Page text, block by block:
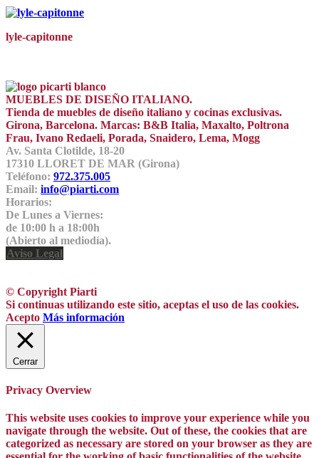
lyle-capitonne
MUEBLES DE DISEÑO ITALIANO.
Tienda de muebles de diseño italiano y cocinas exclusivas.
Girona, Barcelona. Marcas: B&B Italia, Maxalto, Poltrona
Frau, Ivano Redaeli, Porada, Snaidero, Lema, Mogg
Av. Santa Clotilde, 18-20
17310 LLORET DE MAR (Girona)
Teléfono: 972.375.005
Email: info@piarti.com
Horarios:
De Lunes a Viernes:
de 10:00 h a 18:00h
(Abierto al mediodía).
Aviso Legal
© Copyright Piarti
Si continuas utilizando este sitio, aceptas el uso de las cookies.
Acepto Más información
Cerrar
Privacy Overview
This website uses cookies to improve your experience while you
navigate through the website. Out of these, the cookies that are
categorized as necessary are stored on your browser as they are